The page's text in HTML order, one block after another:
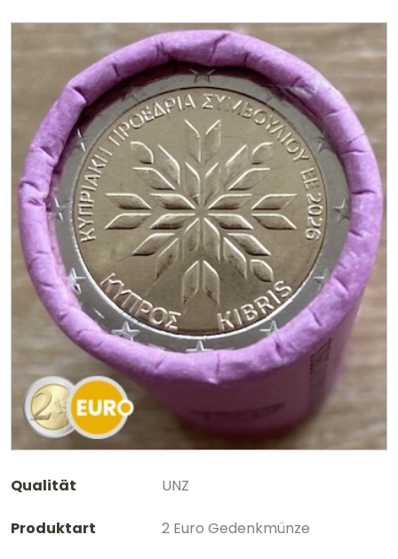
Qualität UNZ
Produktart 2 Euro Gedenkmünze